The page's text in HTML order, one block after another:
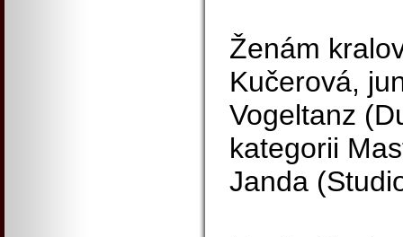
Ženám
Kučerová,
Vogeltanz
kategorii
Janda